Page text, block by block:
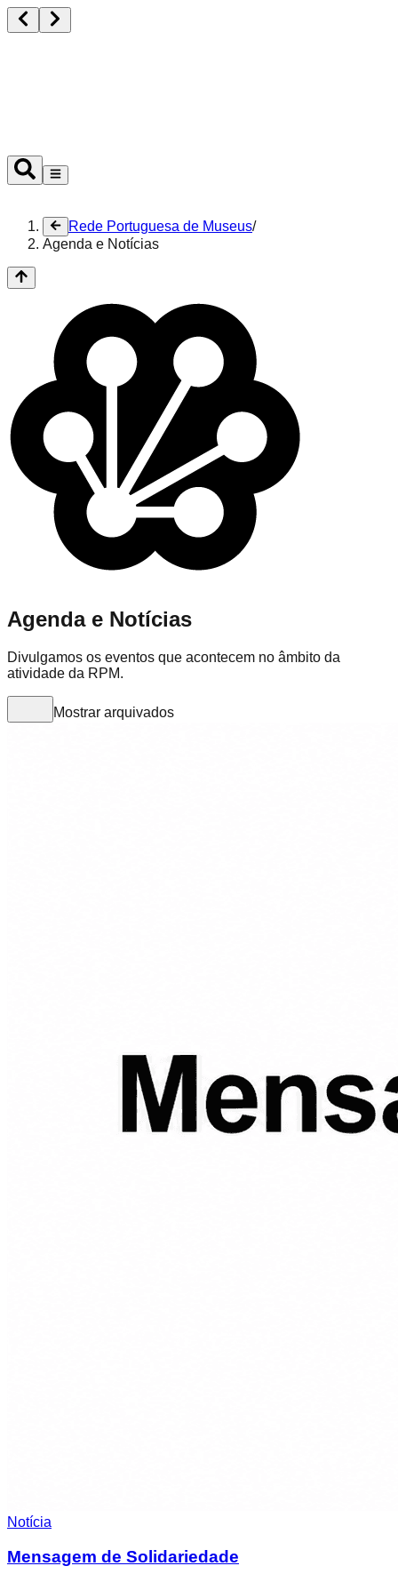
Rede Portuguesa de Museus/
Agenda e Notícias
Agenda e Notícias
Divulgamos os eventos que acontecem no âmbito da
atividade da RPM.
Mostrar arquivados
Notícia
Mensagem de Solidariedade